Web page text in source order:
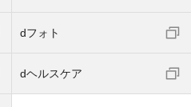
dフォト
dヘルスケア